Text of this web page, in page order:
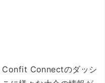
Confit Connectのダッシ